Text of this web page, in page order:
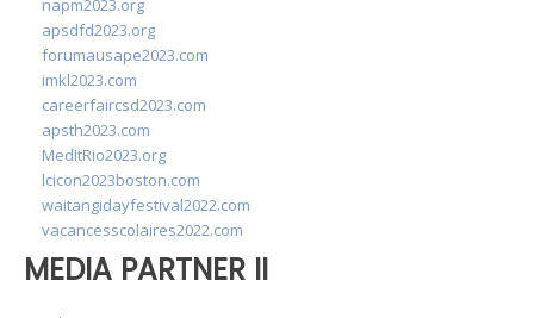
napm2023.org
apsdfd2023.org
forumausape2023.com
imkl2023.com
careerfaircsd2023.com
apsth2023.com
MedItRio2023.org
lcicon2023boston.com
waitangidayfestival2022.com
vacancesscolaires2022.com
MEDIA PARTNER II